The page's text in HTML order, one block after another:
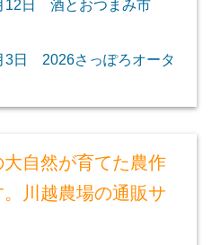
12日 酒とおつまみ市
3日 2026さっぽろオータ
大自然が育てた農作
川越農場の通販サ